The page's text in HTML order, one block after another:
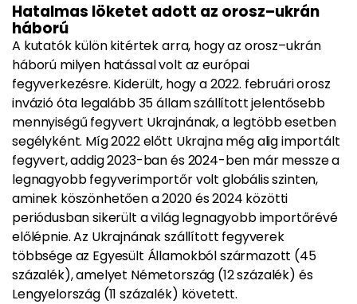
Hatalmas löketet adott az orosz–ukrán
háború
A kutatók külön kitértek arra, hogy az orosz–ukrán
háború milyen hatással volt az európai
fegyverkezésre. Kiderült, hogy a 2022. februári orosz
invázió óta legalább 35 állam szállított jelentősebb
mennyiségű fegyvert Ukrajnának, a legtöbb esetben
segélyként. Míg 2022 előtt Ukrajna még alig importált
fegyvert, addig 2023-ban és 2024-ben már messze a
legnagyobb fegyverimportőr volt globális szinten,
aminek köszönhetően a 2020 és 2024 közötti
periódusban sikerült a világ legnagyobb importőrévé
előlépnie. Az Ukrajnának szállított fegyverek
többsége az Egyesült Államokból származott (45
százalék), amelyet Németország (12 százalék) és
Lengyelország (11 százalék) követett.